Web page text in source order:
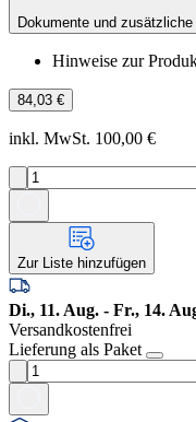
Dokumente und
Hinweise zur
84,03 €
inkl. MwSt. 100,00 €
Zur Liste hinzufügen
Di., 11. Aug. - Fr., 14.
Versandkostenfrei
Lieferung als Paket